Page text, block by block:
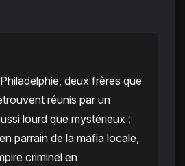
deux frères que
réunis par un
lourd que mystérieux :
parrain de la mafia locale,
criminel en